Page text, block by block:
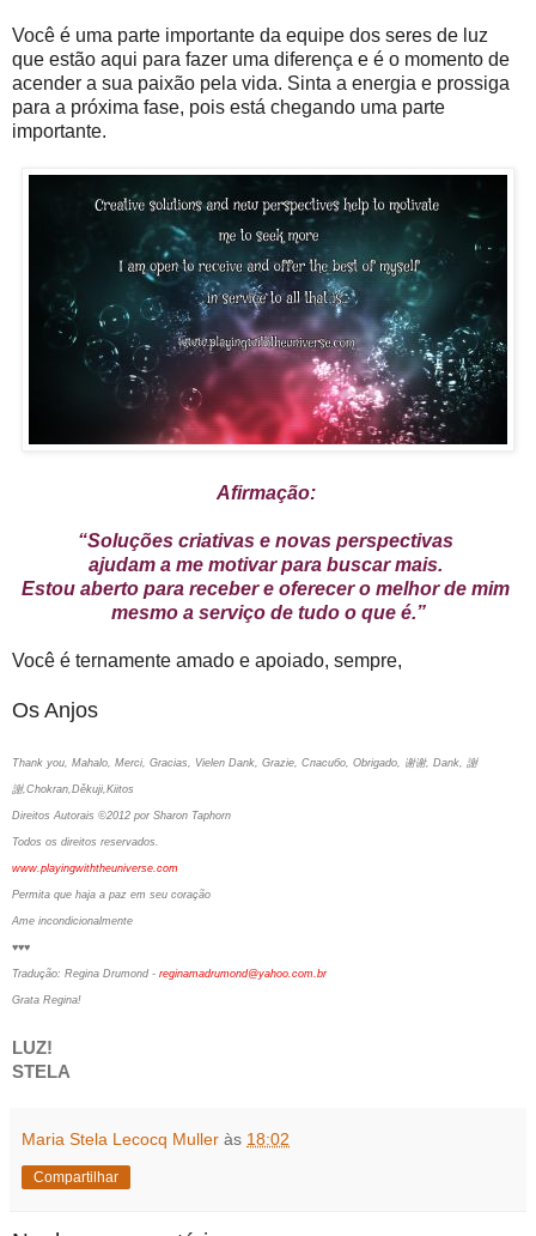
Você é uma parte importante da equipe dos seres de luz
que estão aqui para fazer uma diferença e é o momento de
acender a sua paixão pela vida. Sinta a energia e prossiga
para a próxima fase, pois está chegando uma parte
importante.
Afirmação:
“Soluções criativas e novas perspectivas
ajudam a me motivar para buscar mais.
Estou aberto para receber e oferecer o melhor de mim
mesmo a serviço de tudo o que é.”
Você é ternamente amado e apoiado, sempre,
Os Anjos
Thank you, Mahalo, Merci, Gracias, Vielen Dank, Grazie, Спасибо, Obrigado, 谢谢, Dank, 謝
謝,Chokran,Děkuji,Kiitos
Direitos Autorais ©2012 por Sharon Taphorn
Todos os direitos reservados.
www.playingwiththeuniverse.com
Permita que haja a paz em seu coração
Ame incondicionalmente
♥♥♥
Tradução: Regina Drumond - reginamadrumond@yahoo.com.br
Grata Regina!
LUZ!
STELA
Maria Stela Lecocq Muller às 18:02
Compartilhar